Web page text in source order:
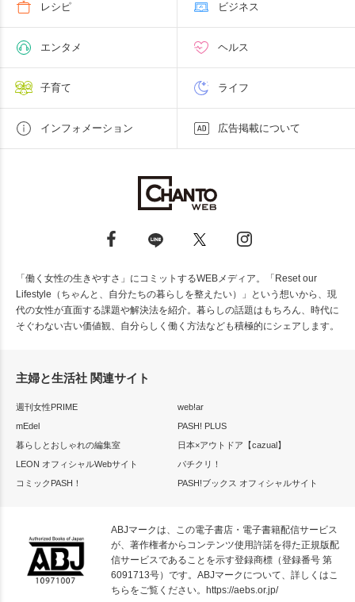
レシピ ビジネス
エンタメ ヘルス
子育て ライフ
インフォメーション 広告掲載について
「働く女性の生きやすさ」にコミットするWEBメディア。「Reset our
Lifestyle（ちゃんと、自分たちの暮らしを整えたい）」という想いから、現
代の女性が直面する課題や解決法を紹介。暮らしの話題はもちろん、時代に
そぐわない古い価値観、自分らしく働く方法なども積極的にシェアします。
主婦と生活社 関連サイト
週刊女性PRIME
web!ar
mEdel
PASH! PLUS
暮らしとおしゃれの編集室
日本×アウトドア【cazual】
LEON オフィシャルWebサイト
パチクリ！
コミックPASH！
PASH!ブックス オフィシャルサイト
ABJマークは、この電子書店・電子書籍配信サービス
が、著作権者からコンテンツ使用許諾を得た正規版配
信サービスであることを示す登録商標（登録番号 第
6091713号）です。ABJマークについて、詳しくはこ
ちらをご覧ください。
https://aebs.or.jp/